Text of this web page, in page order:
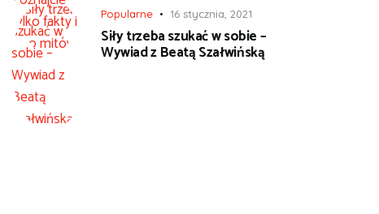
Popularne 16 stycznia, 2021
Siły trzeba szukać w sobie –
Wywiad z Beatą Szałwińską